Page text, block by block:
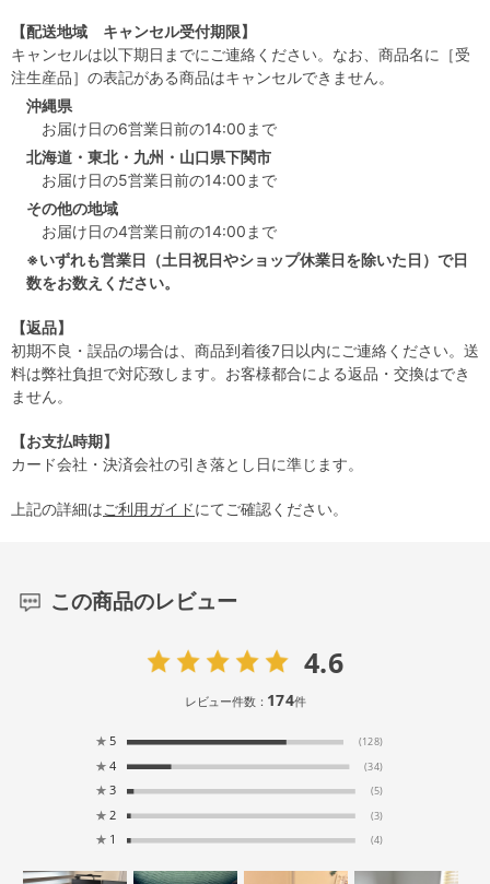
【配送地域 キャンセル受付期限】
キャンセルは以下期日までにご連絡ください。なお、商品名に［受
注生産品］の表記がある商品はキャンセルできません。
沖縄県
お届け日の6営業日前の14:00まで
北海道・東北・九州・山口県下関市
お届け日の5営業日前の14:00まで
その他の地域
お届け日の4営業日前の14:00まで
※いずれも営業日（土日祝日やショップ休業日を除いた日）で日
数をお数えください。
【返品】
初期不良・誤品の場合は、商品到着後7日以内にご連絡ください。送
料は弊社負担で対応致します。お客様都合による返品・交換はでき
ません。
【お支払時期】
カード会社・決済会社の引き落とし日に準じます。
上記の詳細はご利用ガイドにてご確認ください。
この商品のレビュー
4.6
レビュー件数： 174件
★ 5 (128)
★ 4 (34)
★ 3 (5)
★ 2 (3)
★ 1 (4)